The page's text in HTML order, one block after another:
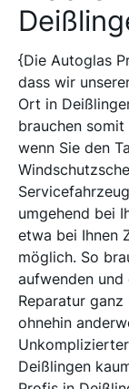
{Die Autoglas
dass wir
Ort in
brauchen
wenn Sie den
umgehend bei
etwa bei Ihnen
möglich. So
aufwenden
Reparatur
ohnehin
Deißlingen